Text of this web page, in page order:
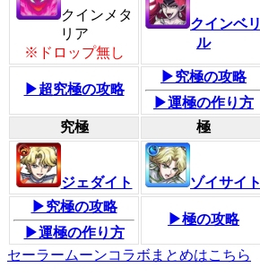
クインメタ
リア
※ドロップ無し
クインベリ
ル
▶超究極の攻略
▶究極の攻略
▶運極の作り方
究極
極
ジェダイト ゾイサイト
▶究極の攻略
▶運極の作り方
▶極の攻略
セーラームーンコラボまとめはこちら